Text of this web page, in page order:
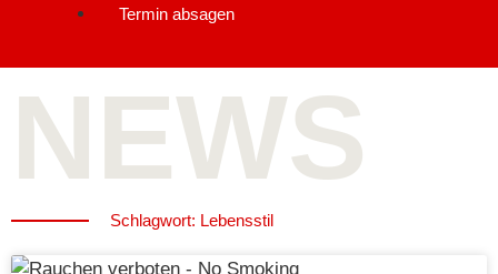
Termin absagen
NEWS
Schlagwort: Lebensstil